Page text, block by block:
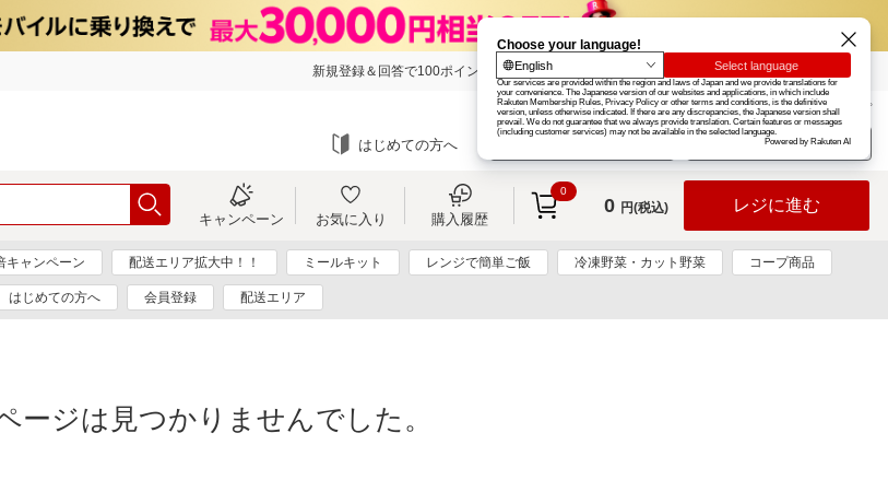
新規登録＆回答で100ポイント! 楽天グループ カード
お知らせ ヘルプ
はじめての方へ ログイン
キャンペーン お気に入り 購入履歴
0
0 円(税込) レジに進む
キャンペーン 配送エリア拡大中！！ ミールキット レンジで簡単ご飯 冷凍野菜・カット野菜 コープ商品
はじめての方へ 会員登録 配送エリア
ージは見つかりませんでした。